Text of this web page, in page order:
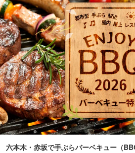
六本木・赤坂で手ぶらバーベキュー（